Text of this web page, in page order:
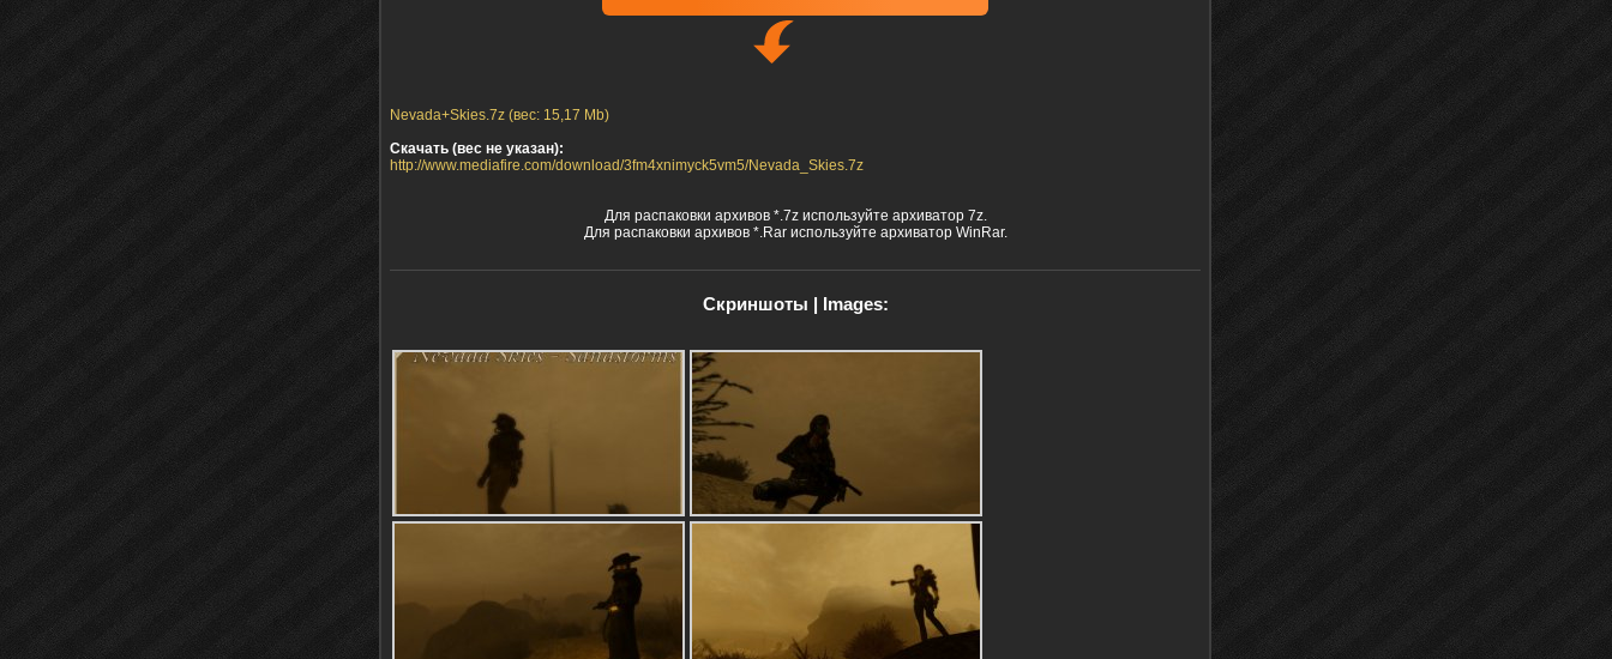
Nevada+Skies.7z (вес: 15,17 Mb)
Скачать (вес не указан):
http://www.mediafire.com/download/3fm4xnimyck5vm5/Nevada_Skies.7z
Для распаковки архивов *.7z используйте архиватор 7z.
Для распаковки архивов *.Rar используйте архиватор WinRar.
Скриншоты | Images: